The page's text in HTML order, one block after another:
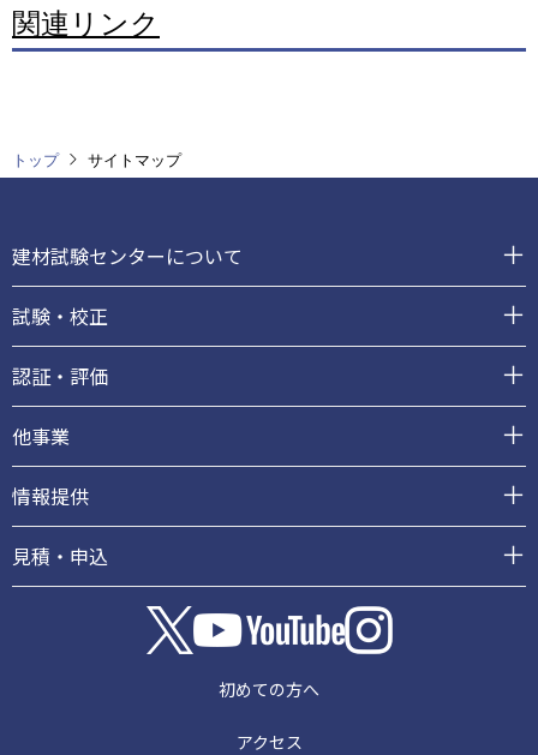
関連リンク
トップ サイトマップ
ッ
タ
ー
建材試験センターについて
試験・校正
認証・評価
他事業
情報提供
見積・申込
初めての方へ
アクセス